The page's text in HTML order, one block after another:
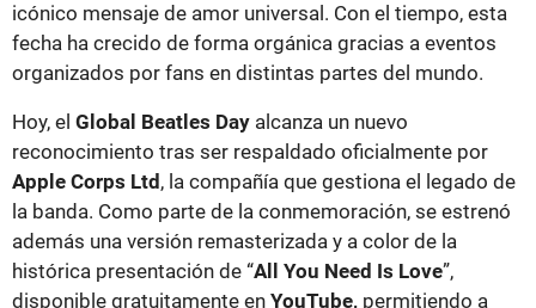
icónico mensaje de amor universal. Con el tiempo, esta
fecha ha crecido de forma orgánica gracias a eventos
organizados por fans en distintas partes del mundo.
Hoy, el Global Beatles Day alcanza un nuevo
reconocimiento tras ser respaldado oficialmente por
Apple Corps Ltd , la compañía que gestiona el legado de
la banda. Como parte de la conmemoración, se estrenó
además una versión remasterizada y a color de la
histórica presentación de “All You Need Is Love”,
disponible gratuitamente en YouTube, permitiendo a